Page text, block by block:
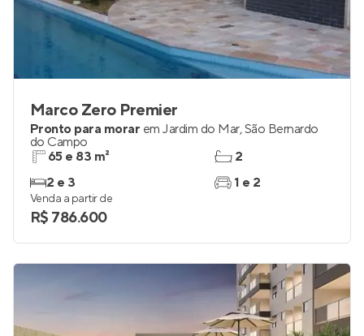
Marco Zero Premier
Pronto para morar em Jardim do Mar,São Bernardo
do Campo
65 e 83 m²
2 e 3
2
1 e 2
Venda a partir de
R$ 786.600